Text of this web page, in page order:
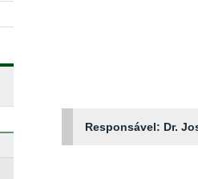
Responsável: Dr.